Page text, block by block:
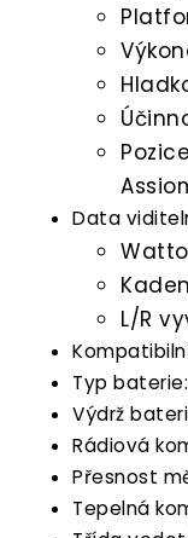
Data
L/R
Typ
Výdrž
Rádiová
Přesnost
Tepelná